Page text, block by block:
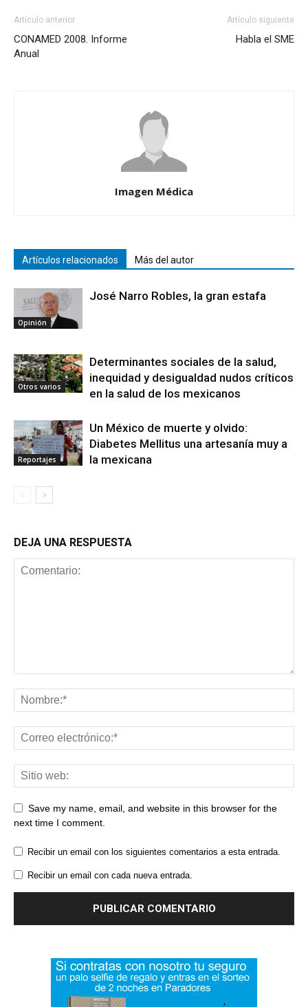
Artículo anterior
CONAMED 2008. Informe
Anual
Artículo siguiente
Habla el SME
Imagen Médica
Artículos relacionados Más del autor
Opinión
José Narro Robles, la gran estafa
Otros varios
Determinantes sociales de la salud,
inequidad y desigualdad nudos críticos
en la salud de los mexicanos
Reportajes
Un México de muerte y olvido:
Diabetes Mellitus una artesanía muy a
la mexicana
DEJA UNA RESPUESTA
Save my name, email, and website in this browser for the
next time I comment.
Recibir un email con los siguientes comentarios a esta entrada.
Recibir un email con cada nueva entrada.